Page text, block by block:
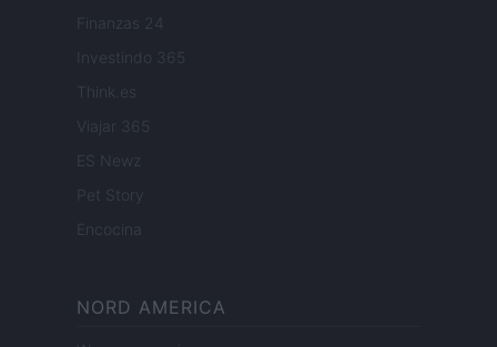
Finanzas 24
Investindo 365
Think.es
Viajar 365
ES Newz
Pet Story
Encocina
NORD AMERICA